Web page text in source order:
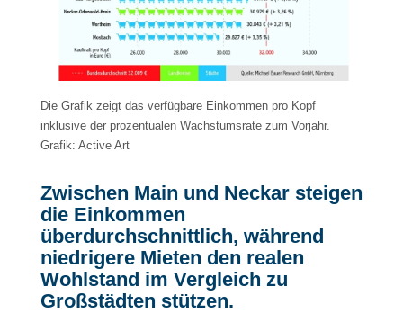
Die Grafik zeigt das verfügbare Einkommen pro Kopf
inklusive der prozentualen Wachstumsrate zum Vorjahr.
Grafik: Active Art
Zwischen Main und Neckar steigen
die Einkommen
überdurchschnittlich, während
niedrigere Mieten den realen
Wohlstand im Vergleich zu
Großstädten stützen.